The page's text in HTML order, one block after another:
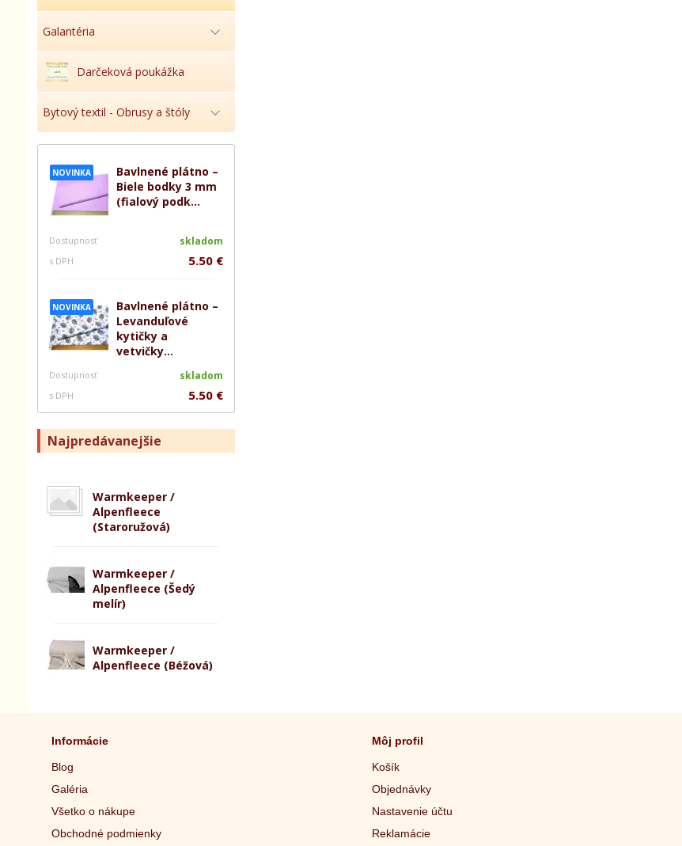
Galantéria
Darčeková poukážka
Bytový textil - Obrusy a štóly
NOVINKA
Bavlnené plátno –
Biele bodky 3 mm
(fialový podk...
Dostupnosť skladom
s DPH 5.50 €
NOVINKA
Bavlnené plátno –
Levanduľové
kytičky a
vetvičky...
Dostupnosť skladom
s DPH 5.50 €
Najpredávanejšie
Warmkeeper /
Alpenfleece
(Staroružová)
Warmkeeper /
Alpenfleece (Šedý
melír)
Warmkeeper /
Alpenfleece (Béžová)
Informácie
Blog
Galéria
Všetko o nákupe
Obchodné podmienky
Môj profil
Košík
Objednávky
Nastavenie účtu
Reklamácie